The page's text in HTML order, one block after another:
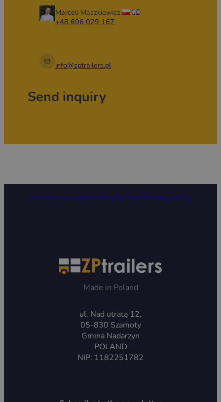
Marceli Maszkiewicz
+48 696 029 167
info@zptrailers.pl
Send inquiry
Become our partnerFAQServicePrivacy policy
Made in Poland
ul. Nad utratą 12,
05-830 Szamoty
Gmina Nadarzyn
POLAND
NIP: 1182251782